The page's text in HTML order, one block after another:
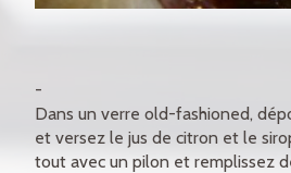
Dans un verre old-fashioned,
et versez le jus de citron et le
tout avec un pilon et remplissez